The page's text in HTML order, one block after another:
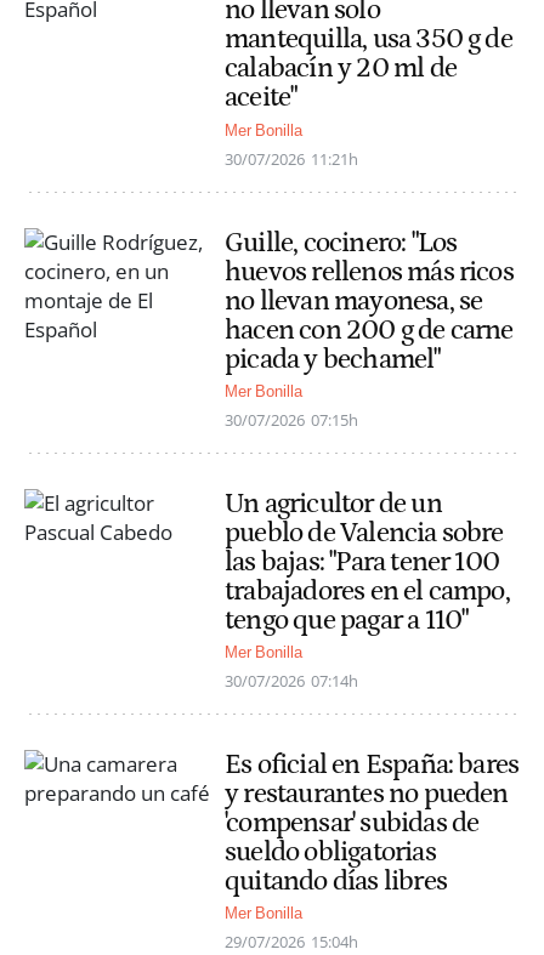
no llevan solo
mantequilla, usa 350 g de
calabacín y 20 ml de
aceite"
Mer Bonilla
30/07/2026 11:21h
Guille, cocinero: "Los
huevos rellenos más ricos
no llevan mayonesa, se
hacen con 200 g de carne
picada y bechamel"
Mer Bonilla
30/07/2026 07:15h
Un agricultor de un
pueblo de Valencia sobre
las bajas: "Para tener 100
trabajadores en el campo,
tengo que pagar a 110"
Mer Bonilla
30/07/2026 07:14h
Es oficial en España: bares
y restaurantes no pueden
'compensar' subidas de
sueldo obligatorias
quitando días libres
Mer Bonilla
29/07/2026 15:04h